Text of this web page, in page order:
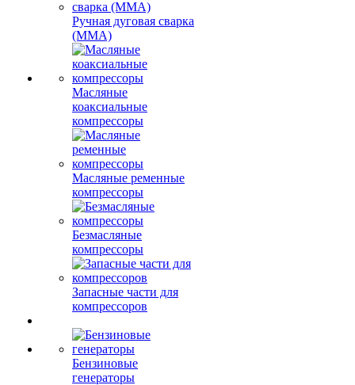
Ручная дуговая сварка
(MMA)
Масляные
коаксиальные
компрессоры
Масляные ременные
компрессоры
Безмасляные
компрессоры
Запасные части для
компрессоров
Бензиновые
генераторы